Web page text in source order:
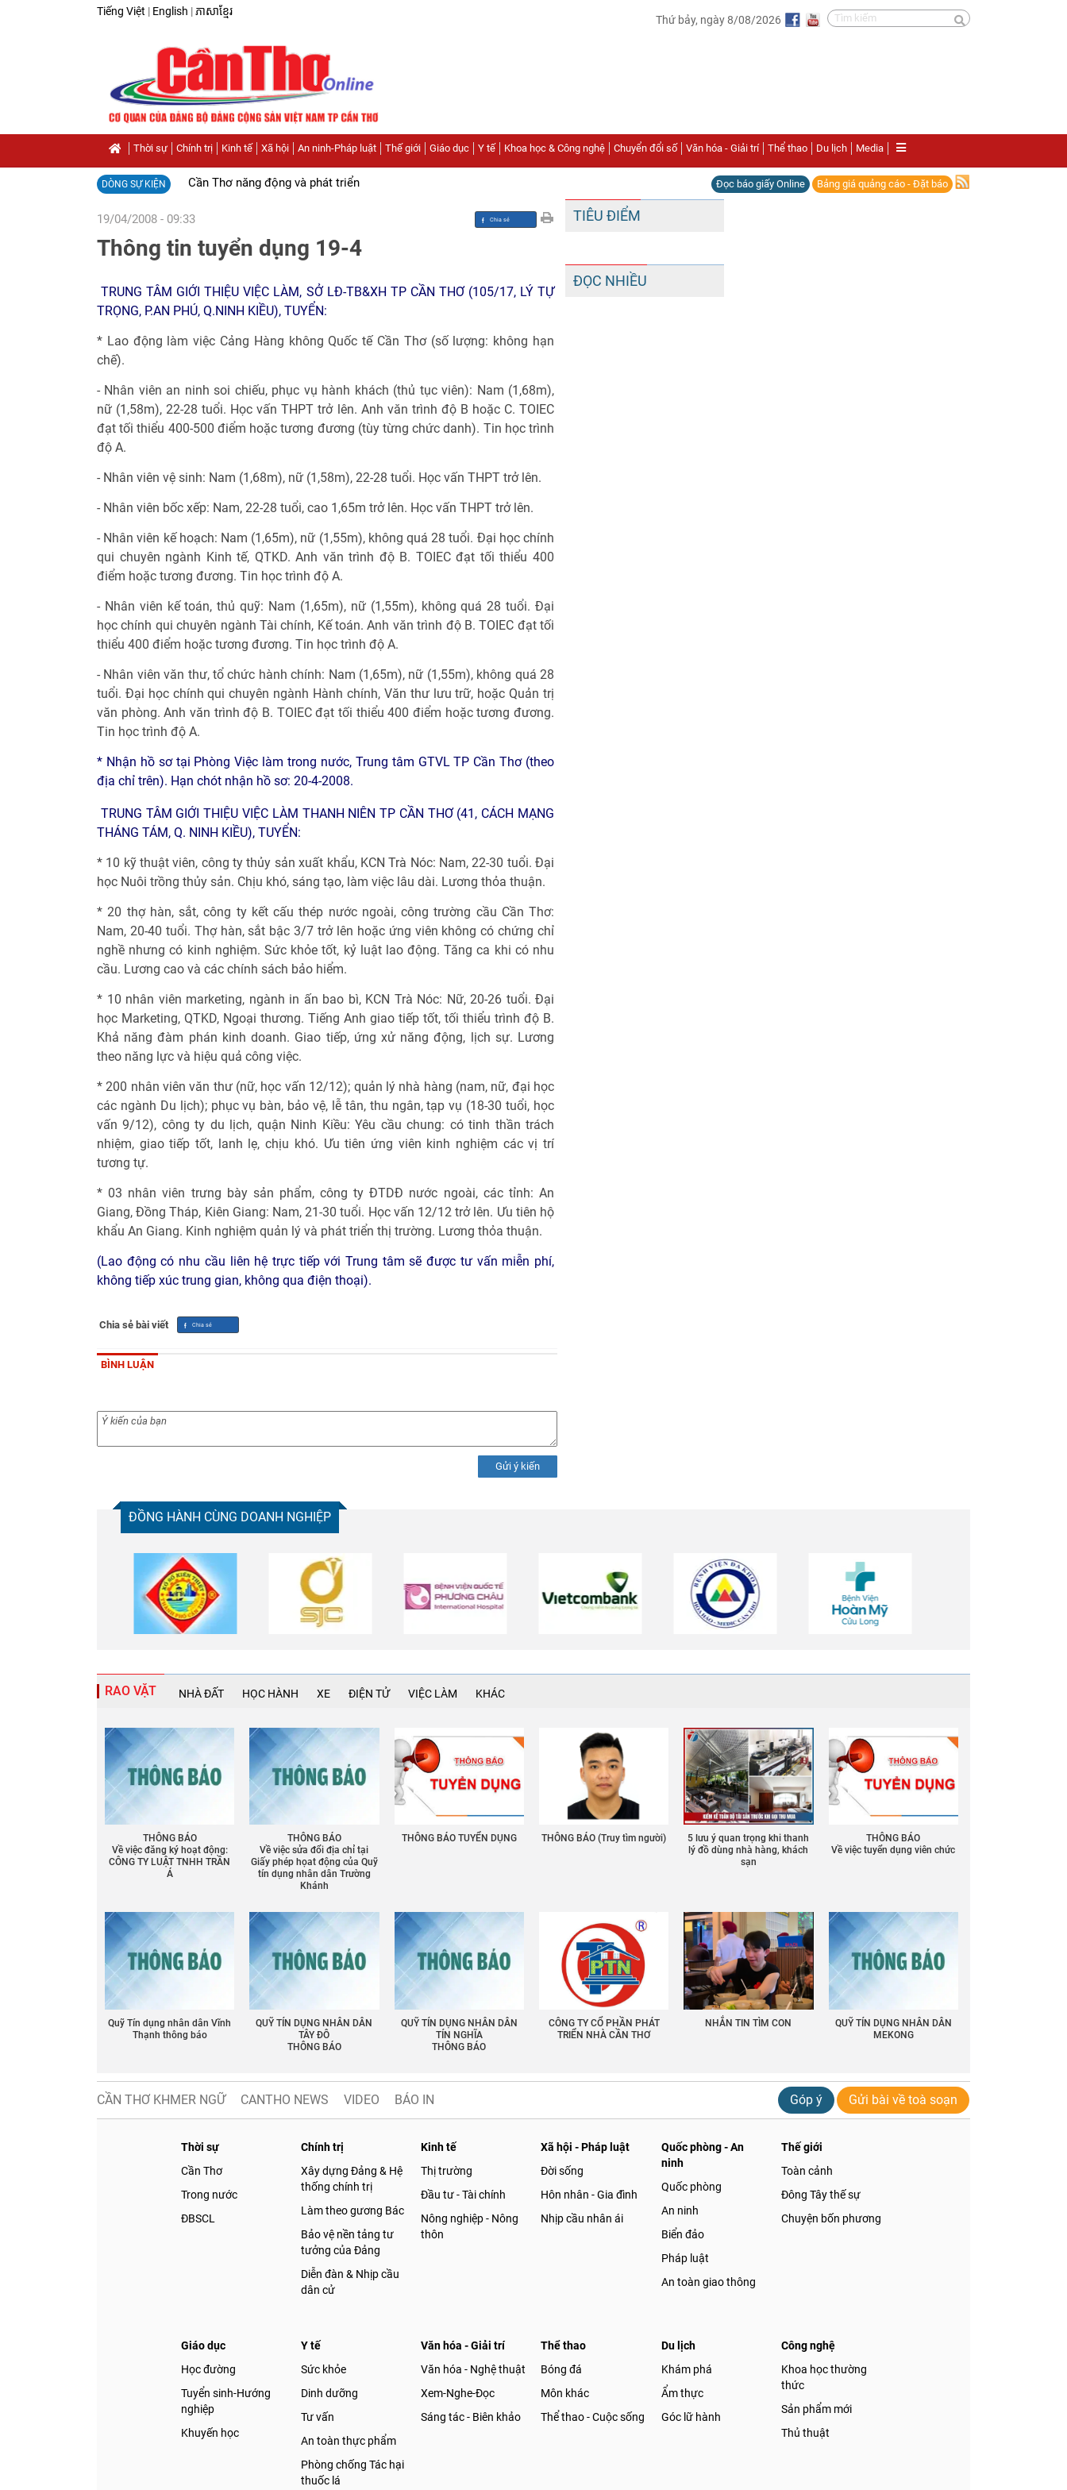
Tiếng Việt | English | ភាសាខ្មែរ
Thứ bảy, ngày 8/08/2026
Thời sự Chính trị Kinh tế Xã hội An ninh-Pháp luật Thế giới Giáo dục Y tế Khoa học & Công nghệ Chuyển đổi số Văn hóa - Giải trí Thể thao Du lịch Media
DÒNG SỰ KIỆN Cần Thơ năng động và phát triển Đọc báo giấy Online Bảng giá quảng cáo - Đặt báo
19/04/2008 - 09:33
Thông tin tuyển dụng 19-4
TRUNG TÂM GIỚI THIỆU VIỆC LÀM, SỞ LĐ-TB&XH TP CẦN THƠ (105/17, LÝ TỰ
TRỌNG, P.AN PHÚ, Q.NINH KIỀU), TUYỂN:
* Lao động làm việc Cảng Hàng không Quốc tế Cần Thơ (số lượng: không hạn
chế).
- Nhân viên an ninh soi chiếu, phục vụ hành khách (thủ tục viên): Nam (1,68m),
nữ (1,58m), 22-28 tuổi. Học vấn THPT trở lên. Anh văn trình độ B hoặc C. TOIEC
đạt tối thiểu 400-500 điểm hoặc tương đương (tùy từng chức danh). Tin học trình
độ A.
- Nhân viên vệ sinh: Nam (1,68m), nữ (1,58m), 22-28 tuổi. Học vấn THPT trở lên.
- Nhân viên bốc xếp: Nam, 22-28 tuổi, cao 1,65m trở lên. Học vấn THPT trở lên.
- Nhân viên kế hoạch: Nam (1,65m), nữ (1,55m), không quá 28 tuổi. Đại học chính
qui chuyên ngành Kinh tế, QTKD. Anh văn trình độ B. TOIEC đạt tối thiểu 400
điểm hoặc tương đương. Tin học trình độ A.
- Nhân viên kế toán, thủ quỹ: Nam (1,65m), nữ (1,55m), không quá 28 tuổi. Đại
học chính qui chuyên ngành Tài chính, Kế toán. Anh văn trình độ B. TOIEC đạt tối
thiểu 400 điểm hoặc tương đương. Tin học trình độ A.
- Nhân viên văn thư, tổ chức hành chính: Nam (1,65m), nữ (1,55m), không quá 28
tuổi. Đại học chính qui chuyên ngành Hành chính, Văn thư lưu trữ, hoặc Quản trị
văn phòng. Anh văn trình độ B. TOIEC đạt tối thiểu 400 điểm hoặc tương đương.
Tin học trình độ A.
* Nhận hồ sơ tại Phòng Việc làm trong nước, Trung tâm GTVL TP Cần Thơ (theo
địa chỉ trên). Hạn chót nhận hồ sơ: 20-4-2008.
TRUNG TÂM GIỚI THIỆU VIỆC LÀM THANH NIÊN TP CẦN THƠ (41, CÁCH MẠNG
THÁNG TÁM, Q. NINH KIỀU), TUYỂN:
* 10 kỹ thuật viên, công ty thủy sản xuất khẩu, KCN Trà Nóc: Nam, 22-30 tuổi. Đại
học Nuôi trồng thủy sản. Chịu khó, sáng tạo, làm việc lâu dài. Lương thỏa thuận.
* 20 thợ hàn, sắt, công ty kết cấu thép nước ngoài, công trường cầu Cần Thơ:
Nam, 20-40 tuổi. Thợ hàn, sắt bậc 3/7 trở lên hoặc ứng viên không có chứng chỉ
nghề nhưng có kinh nghiệm. Sức khỏe tốt, kỷ luật lao động. Tăng ca khi có nhu
cầu. Lương cao và các chính sách bảo hiểm.
* 10 nhân viên marketing, ngành in ấn bao bì, KCN Trà Nóc: Nữ, 20-26 tuổi. Đại
học Marketing, QTKD, Ngoại thương. Tiếng Anh giao tiếp tốt, tối thiểu trình độ B.
Khả năng đàm phán kinh doanh. Giao tiếp, ứng xử năng động, lịch sự. Lương
theo năng lực và hiệu quả công việc.
* 200 nhân viên văn thư (nữ, học vấn 12/12); quản lý nhà hàng (nam, nữ, đại học
các ngành Du lịch); phục vụ bàn, bảo vệ, lễ tân, thu ngân, tạp vụ (18-30 tuổi, học
vấn 9/12), công ty du lịch, quận Ninh Kiều: Yêu cầu chung: có tinh thần trách
nhiệm, giao tiếp tốt, lanh lẹ, chịu khó. Ưu tiên ứng viên kinh nghiệm các vị trí
tương tự.
* 03 nhân viên trưng bày sản phẩm, công ty ĐTDĐ nước ngoài, các tỉnh: An
Giang, Đồng Tháp, Kiên Giang: Nam, 21-30 tuổi. Học vấn 12/12 trở lên. Ưu tiên hộ
khẩu An Giang. Kinh nghiệm quản lý và phát triển thị trường. Lương thỏa thuận.
(Lao động có nhu cầu liên hệ trực tiếp với Trung tâm sẽ được tư vấn miễn phí,
không tiếp xúc trung gian, không qua điện thoại).
Chia sẻ bài viết
Chia sẻ
Facebook
BÌNH LUẬN
Gửi ý kiến
TIÊU ĐIỂM
ĐỌC NHIỀU
ĐỒNG HÀNH CÙNG DOANH NGHIỆP
RAO VẶT NHÀ ĐẤT HỌC HÀNH XE ĐIỆN TỬ VIỆC LÀM KHÁC
THÔNG BÁO
Về việc đăng ký hoạt động:
CÔNG TY LUẬT TNHH TRẦN
Á
THÔNG BÁO
Về việc sửa đổi địa chỉ tại
Giấy phép họat động của Quỹ
tín dụng nhân dân Trường
Khánh
THÔNG BÁO TUYỂN DỤNG THÔNG BÁO (Truy tìm người)
5 lưu ý quan trọng khi thanh
lý đồ dùng nhà hàng, khách
sạn
THÔNG BÁO
Về việc tuyển dụng viên chức
Quỹ Tín dụng nhân dân Vĩnh
Thạnh thông báo
QUỸ TÍN DỤNG NHÂN DÂN
TÂY ĐÔ
THÔNG BÁO
QUỸ TÍN DỤNG NHÂN DÂN
TÍN NGHĨA
THÔNG BÁO
CÔNG TY CỔ PHẦN PHÁT
TRIỂN NHÀ CẦN THƠ
NHẮN TIN TÌM CON
QUỸ TÍN DỤNG NHÂN DÂN
MEKONG
CẦN THƠ KHMER NGỮ CANTHO NEWS VIDEO BÁO IN Góp ý Gửi bài về toà soạn
Thời sự
Cần Thơ
Trong nước
ĐBSCL
Chính trị
Xây dựng Đảng & Hệ
thống chính trị
Làm theo gương Bác
Bảo vệ nền tảng tư
tưởng của Đảng
Diễn đàn & Nhịp cầu
dân cử
Kinh tế
Thị trường
Đầu tư - Tài chính
Nông nghiệp - Nông
thôn
Xã hội - Pháp luật
Đời sống
Hôn nhân - Gia đình
Nhịp cầu nhân ái
Quốc phòng - An
ninh
Quốc phòng
An ninh
Biển đảo
Pháp luật
An toàn giao thông
Thế giới
Toàn cảnh
Đông Tây thế sự
Chuyện bốn phương
Giáo dục
Học đường
Tuyển sinh-Hướng
nghiệp
Khuyến học
Y tế
Sức khỏe
Dinh dưỡng
Tư vấn
An toàn thực phẩm
Phòng chống Tác hại
thuốc lá
Văn hóa - Giải trí
Văn hóa - Nghệ thuật
Xem-Nghe-Đọc
Sáng tác - Biên khảo
Thể thao
Bóng đá
Môn khác
Thể thao - Cuộc sống
Du lịch
Khám phá
Ẩm thực
Góc lữ hành
Công nghệ
Khoa học thường
thức
Sản phẩm mới
Thủ thuật